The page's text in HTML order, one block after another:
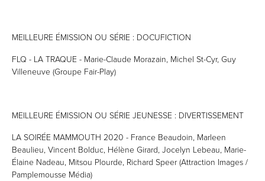
MEILLEURE ÉMISSION OU SÉRIE : DOCUFICTION
FLQ - LA TRAQUE - Marie-Claude Morazain, Michel St-Cyr, Guy
Villeneuve (Groupe Fair-Play)
MEILLEURE ÉMISSION OU SÉRIE JEUNESSE : DIVERTISSEMENT
LA SOIRÉE MAMMOUTH 2020 - France Beaudoin, Marleen
Beaulieu, Vincent Bolduc, Hélène Girard, Jocelyn Lebeau, Marie-
Élaine Nadeau, Mitsou Plourde, Richard Speer (Attraction Images /
Pamplemousse Média)